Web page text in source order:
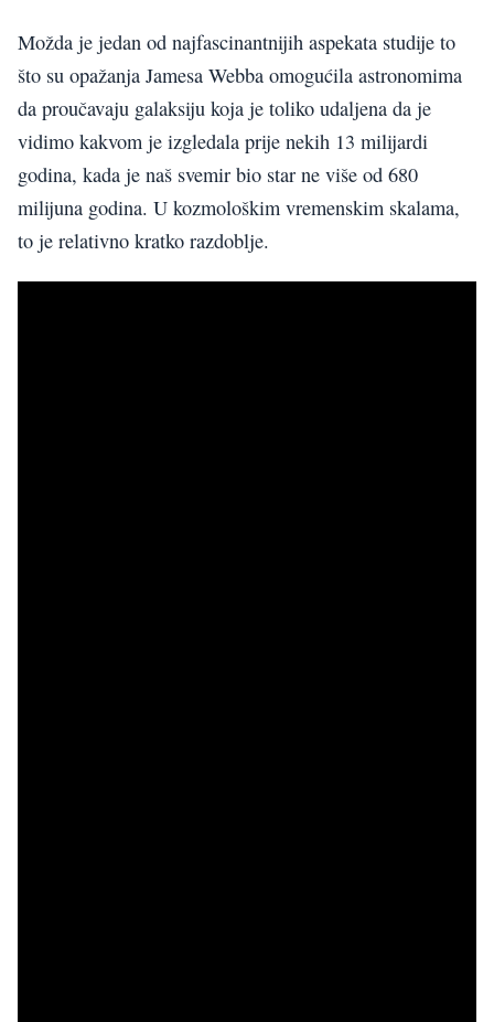
Možda je jedan od najfascinantnijih aspekata studije to
što su opažanja Jamesa Webba omogućila astronomima
da proučavaju galaksiju koja je toliko udaljena da je
vidimo kakvom je izgledala prije nekih 13 milijardi
godina, kada je naš svemir bio star ne više od 680
milijuna godina. U kozmološkim vremenskim skalama,
to je relativno kratko razdoblje.